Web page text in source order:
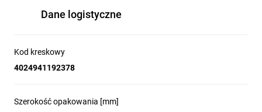
Dane logistyczne
Kod kreskowy
4024941192378
Szerokość opakowania [mm]